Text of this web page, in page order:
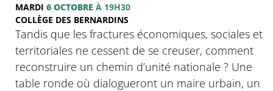
MARDI 6 OCTOBRE À 19H30
COLLÈGE DES BERNARDINS
Tandis que les fractures économiques, sociales et
territoriales ne cessent de se creuser, comment
reconstruire un chemin d’unité nationale ? Une
table ronde où dialogueront un maire urbain, un